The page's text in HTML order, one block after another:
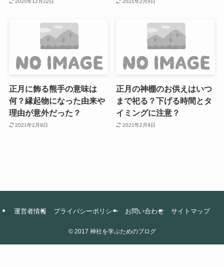
2025年12月22日 2021年2月9日
正月に飾る熊手の意味は
何？縁起物になった由来や
理由が意外だった？
2021年2月9日
正月の神棚のお供えはいつ
まで祀る？下げる時間とタ
イミングに注意？
2021年2月9日
運営者情報 プライバシーポリシー お問い合わせ サイトマップ
© 2017 神社を学ぶためのブログ